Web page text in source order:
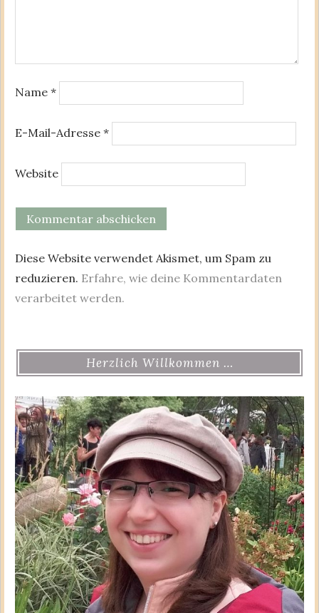
Name *
E-Mail-Adresse *
Website
Diese Website verwendet Akismet, um Spam zu
reduzieren. Erfahre, wie deine Kommentardaten
verarbeitet werden.
Herzlich Willkommen …